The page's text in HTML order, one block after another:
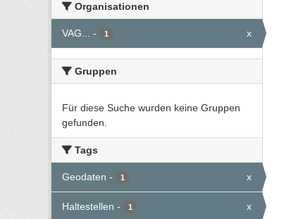
Organisationen
VAG... - 1 x
Gruppen
Für diese Suche wurden keine Gruppen
gefunden.
Tags
Geodaten - 1 x
Haltestellen - 1 x